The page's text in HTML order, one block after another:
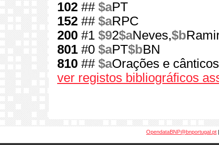
102 ## $aPT
152 ## $aRPC
200 #1 $92$aNeves,$b
801 #0 $aPT$bBN
810 ## $aOrações e
ver registos bibliográficos
OpendataBNP@bnportugal.pt